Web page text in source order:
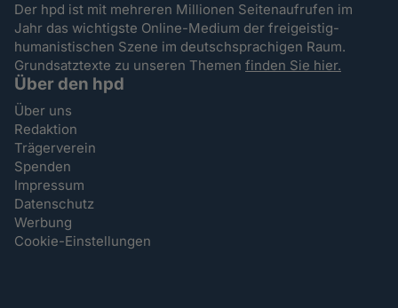
Der hpd ist mit mehreren Millionen Seitenaufrufen im
Jahr das wichtigste Online-Medium der freigeistig-
humanistischen Szene im deutschsprachigen Raum.
Grundsatztexte zu unseren Themenfinden Sie hier.
Über den hpd
Über uns
Redaktion
Trägerverein
Spenden
Impressum
Datenschutz
Werbung
Cookie-Einstellungen